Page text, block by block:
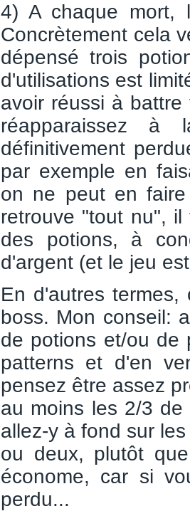
4) A chaque mort,
Concrètement cela
dépensé trois
d'utilisations est
avoir réussi à
réapparaissez à
définitivement
par exemple en
on ne peut en
retrouve "tout nu",
des potions, à
d'argent (et le jeu
En d'autres
boss. Mon conseil:
de potions et/ou de
patterns et d'en
pensez être assez
au moins les 2/3
allez-y à fond sur
ou deux, plutôt
économe, car si
perdu...